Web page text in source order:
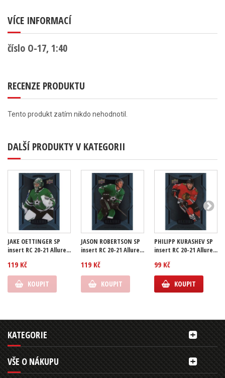
VÍCE INFORMACÍ
číslo O-17, 1:40
RECENZE PRODUKTU
Tento produkt zatím nikdo nehodnotil.
DALŠÍ PRODUKTY V KATEGORII
JAKE OETTINGER SP
insert RC 20-21 Allure...
119 Kč
KOUPIT
JASON ROBERTSON SP
insert RC 20-21 Allure...
119 Kč
KOUPIT
PHILIPP KURASHEV SP
insert RC 20-21 Allure...
99 Kč
KOUPIT
KATEGORIE
VŠE O NÁKUPU